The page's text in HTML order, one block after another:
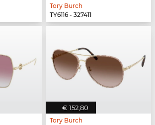
Tory Burch
TY6116 - 327411
€ 152,80
Tory Burch